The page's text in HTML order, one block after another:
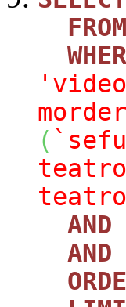
FROM
(
AND
AND